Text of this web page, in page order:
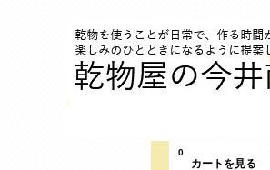
カートを見る
0